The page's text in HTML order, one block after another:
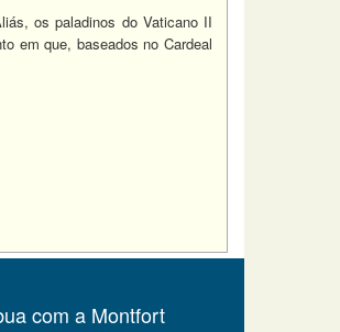
os paladinos do Vaticano II
em que, baseados no Cardeal
com a Montfort